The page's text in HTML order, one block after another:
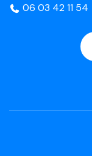
06 03 42 11 54